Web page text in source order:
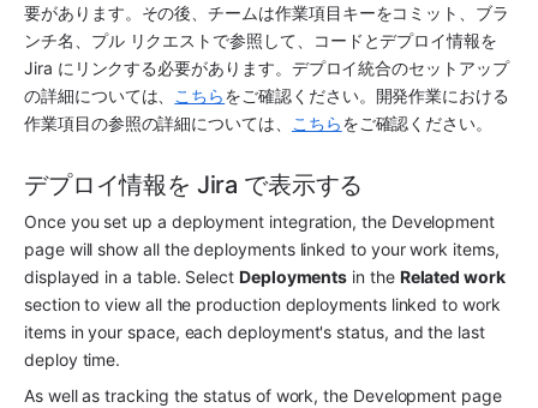
要があります。その後、チームは作業項目キーをコミット、ブラ
ンチ名、プル リクエストで参照して、コードとデプロイ情報を
Jira にリンクする必要があります。デプロイ統合のセットアップ
の詳細については、 こちらをご確認ください。開発作業における
作業項目の参照の詳細については、
こちらをご確認ください。
デプロイ情報を Jira で表示する
Once you set up a deployment integration, the Development
page will show all the deployments linked to your work items,
displayed in a table. Select Deployments in the Related work
section to view all the production deployments linked to work
items in your space, each deployment's status, and the last
deploy time.
As well as tracking the status of work, the Development page